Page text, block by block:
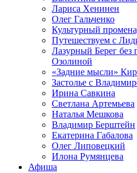
Лариса Хенинен
Олег Гальченко
Культурный
Путешествуем с
Лазурный Берег без
Озолиной
«Задние мысли»
Застолье с
Ирина Савкина
Светлана Артемьева
Наталья Мешкова
Владимир Берштейн
Екатерина Габалова
Олег Липовецкий
Илона Румянцева
Афиша